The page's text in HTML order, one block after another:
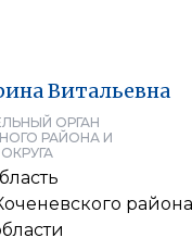
Витальевна
ОРГАН
РАЙОНА И
района